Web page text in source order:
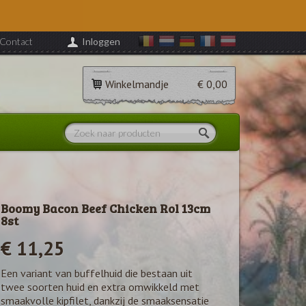
Contact Inloggen
Winkelmandje € 0,00
Boomy Bacon Beef Chicken Rol 13cm
8st
€ 11,25
Een variant van buffelhuid die bestaan uit
twee soorten huid en extra omwikkeld met
smaakvolle kipfilet, dankzij de smaaksensatie